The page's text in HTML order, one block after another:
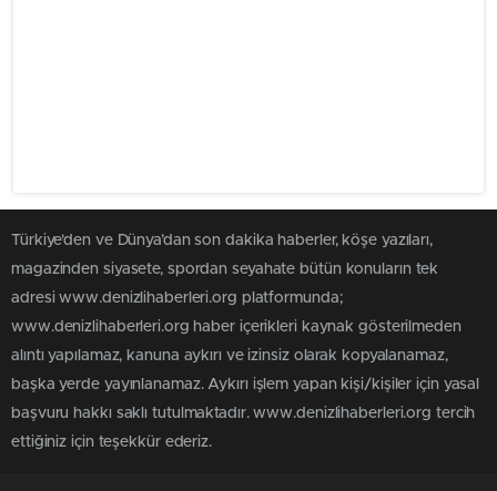
Türkiye'den ve Dünya’dan son dakika haberler, köşe yazıları,
magazinden siyasete, spordan seyahate bütün konuların tek
adresi www.denizlihaberleri.org platformunda;
www.denizlihaberleri.org haber içerikleri kaynak gösterilmeden
alıntı yapılamaz, kanuna aykırı ve izinsiz olarak kopyalanamaz,
başka yerde yayınlanamaz. Aykırı işlem yapan kişi/kişiler için yasal
başvuru hakkı saklı tutulmaktadır. www.denizlihaberleri.org tercih
ettiğiniz için teşekkür ederiz.